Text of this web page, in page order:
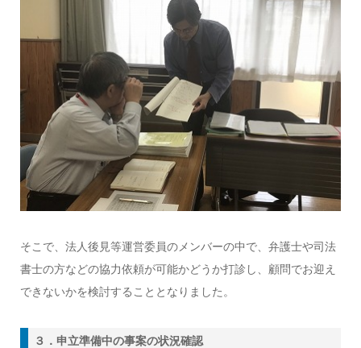
そこで、法人後見等運営委員のメンバーの中で、弁護士や司法
書士の方などの協力依頼が可能かどうか打診し、顧問でお迎え
できないかを検討することとなりました。
３．申立準備中の事案の状況確認